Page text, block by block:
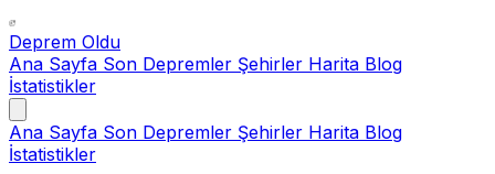
Deprem Oldu
Ana Sayfa Son Depremler Şehirler Harita Blog
İstatistikler
Ana Sayfa Son Depremler Şehirler Harita Blog
İstatistikler